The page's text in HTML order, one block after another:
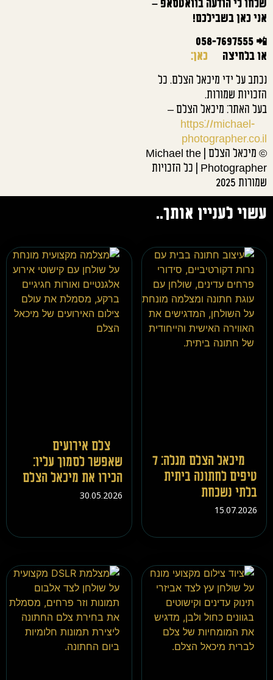
שלחו לי הודעה בוואטסאפ –
אני כאן בשבילכם!
📲 058-7697555
או בלחיצה
כאן:
נכתב על ידי מיכאל הצלם. כל
הזכויות שמורות.
בעל האתר: מיכאל הצלם –
https://michael-
photographer.co.il
© מיכאל הצלם | Michael the
Photographer | כל הזכויות
שמורות 2025
עשוי לעניין אותך..
מיכאל הצלם מגלה: 7
טיפים לחתונה ביתית
בלתי נשכחת
15.07.2026
צלם אירועים
שאפשר לסמוך עליו:
הכירו את מיכאל הצלם
30.05.2026